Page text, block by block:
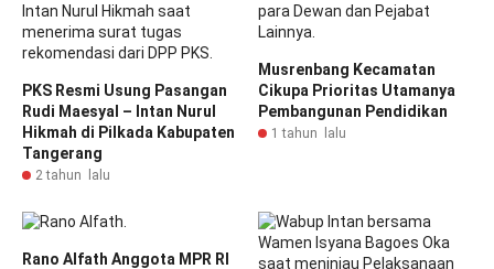
PKS Resmi Usung Pasangan
Rudi Maesyal – Intan Nurul
Hikmah di Pilkada Kabupaten
Tangerang
2 tahun lalu
Musrenbang Kecamatan
Cikupa Prioritas Utamanya
Pembangunan Pendidikan
1 tahun lalu
Rano Alfath Anggota MPR RI